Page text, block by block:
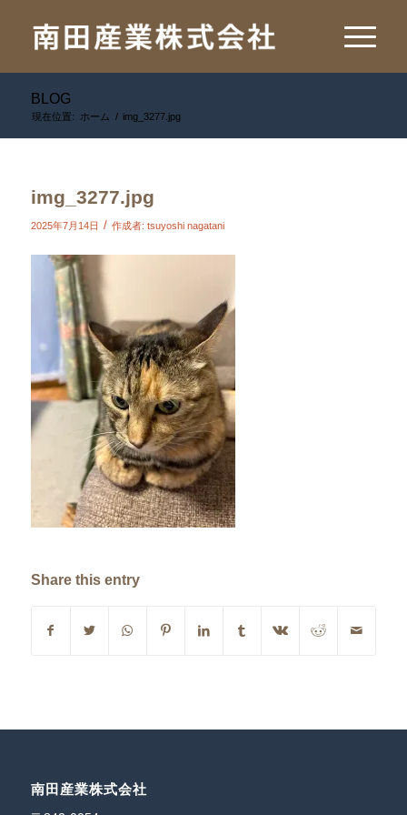
BLOG
現在位置: ホーム / img_3277.jpg
img_3277.jpg
2025年7月14日 / 作成者: tsuyoshi nagatani
Share this entry
南田産業株式会社